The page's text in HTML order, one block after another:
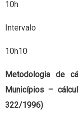
10h
Intervalo
10h10
Metodologia de
Municípios –
322/1996)